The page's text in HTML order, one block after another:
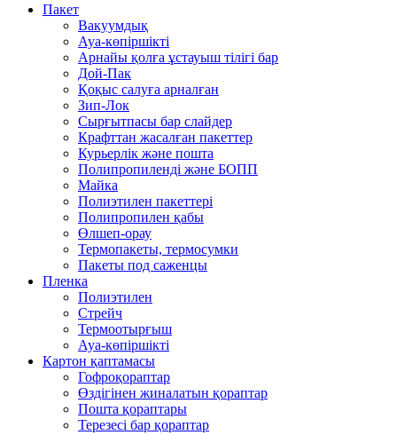
Пакет
Вакуумдық
Ауа-көпіршікті
Арнайы қолға ұстауыш тілігі бар
Дой-Пак
Қоқыс салуға арналған
Зип-Лок
Сырғытпасы бар слайдер
Крафттан жасалған пакеттер
Курьерлік және пошта
Полипропиленді және БОПП
Майка
Полиэтилен пакеттері
Полипропилен қабы
Өлшеп-орау
Термопакеты, термосумки
Пакеты под саженцы
Пленка
Полиэтилен
Стрейч
Термоотырғыш
Ауа-көпіршікті
Картон қаптамасы
Гофроқораптар
Өздігінен жиналатын қораптар
Пошта қораптары
Терезесі бар қораптар